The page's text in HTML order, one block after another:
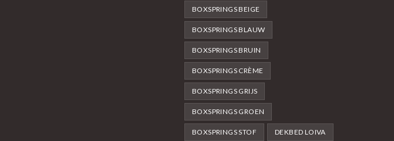
BOXSPRINGS BEIGE
BOXSPRINGS BLAUW
BOXSPRINGS BRUIN
BOXSPRINGS CRÈME
BOXSPRINGS GRIJS
BOXSPRINGS GROEN
BOXSPRINGS STOF DEKBED LOIVA